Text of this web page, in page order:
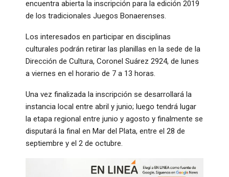
encuentra abierta la inscripción para la edición 2019
de los tradicionales Juegos Bonaerenses.
Los interesados en participar en disciplinas
culturales podrán retirar las planillas en la sede de la
Dirección de Cultura, Coronel Suárez 2924, de lunes
a viernes en el horario de 7 a 13 horas.
Una vez finalizada la inscripción se desarrollará la
instancia local entre abril y junio; luego tendrá lugar
la etapa regional entre junio y agosto y finalmente se
disputará la final en Mar del Plata, entre el 28 de
septiembre y el 2 de octubre.